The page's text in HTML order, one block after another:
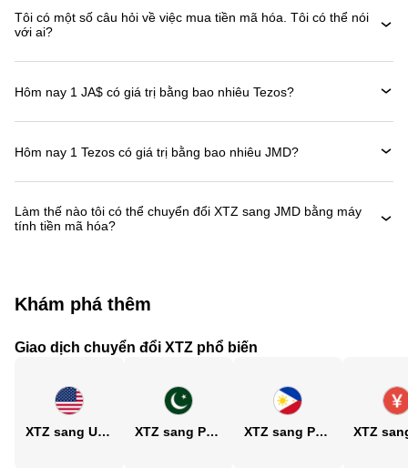
Tôi có một số câu hỏi về việc mua tiền mã hóa. Tôi có thể nói
với ai?
Hôm nay 1 JA$ có giá trị bằng bao nhiêu Tezos?
Hôm nay 1 Tezos có giá trị bằng bao nhiêu JMD?
Làm thế nào tôi có thể chuyển đổi XTZ sang JMD bằng máy
tính tiền mã hóa?
Khám phá thêm
Giao dịch chuyển đổi XTZ phổ biến
XTZ sang USD XTZ sang PKR XTZ sang PHP